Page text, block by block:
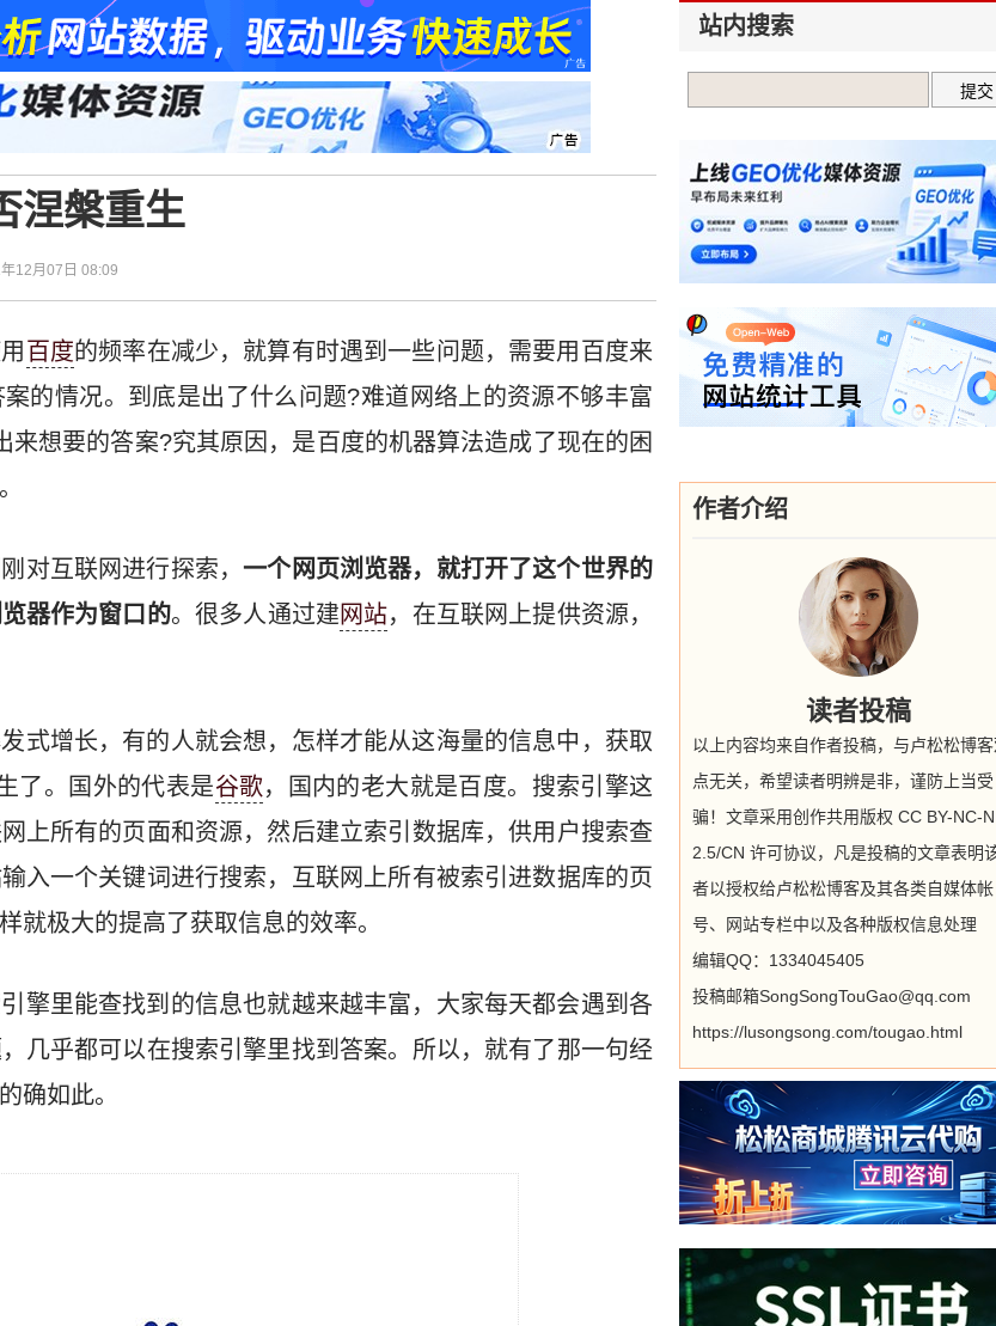
涅槃重生
年12月07日 08:09
百度的频率在减少，就算有时遇到一些问题，需要用百度来
的情况。到底是出了什么问题?难道网络上的资源不够丰富
来想要的答案?究其原因，是百度的机器算法造成了现在的困
对互联网进行探索，一个网页浏览器，就打开了这个世界的
器作为窗口的。很多人通过建网站，在互联网上提供资源，
式增长，有的人就会想，怎样才能从这海量的信息中，获取
了。国外的代表是谷歌，国内的老大就是百度。搜索引擎这
上所有的页面和资源，然后建立索引数据库，供用户搜索查
入一个关键词进行搜索，互联网上所有被索引进数据库的页
就极大的提高了获取信息的效率。
擎里能查找到的信息也就越来越丰富，大家每天都会遇到各
几乎都可以在搜索引擎里找到答案。所以，就有了那一句经
的确如此。
站内搜索
作者介绍
读者投稿
以上内容均来自作者投稿，与卢松松博
点无关，希望读者明辨是非，谨防上当受
骗！文章采用创作共用版权 CC BY-NC-
2.5/CN 许可协议，凡是投稿的文章表明
者以授权给卢松松博客及其各类自媒体帐
号、网站专栏中以及各种版权信息处理
编辑QQ：1334045405
投稿邮箱SongSongTouGao@qq.com
https://lusongsong.com/tougao.html